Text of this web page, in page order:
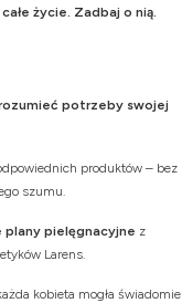
życie. Zadbaj o nią.
potrzeby swojej
produktów – bez
szumu.
plany pielęgnacyjne z
Larens.
kobieta mogła świadomie